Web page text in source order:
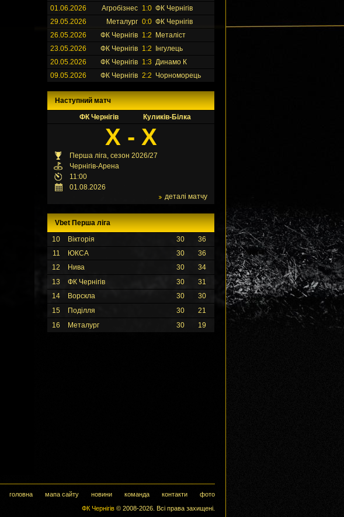
01.06.2026
Агробізнес 1:0 ФК Чернігів
29.05.2026
Металург 0:0 ФК Чернігів
26.05.2026
ФК Чернігів 1:2
Металіст
23.05.2026
ФК Чернігів 1:2
Інгулець
20.05.2026
ФК Чернігів 1:3 Динамо К
09.05.2026
ФК Чернігів 2:2 Чорноморець
Наступний матч
ФК Чернігів
Куликів-Білка
X - X
Перша ліга, сезон 2026/27
Чернігів-Арена
11:00
01.08.2026
деталі матчу
Vbet Перша ліга
10
Вікторія 30
36
11
ЮКСА 30
36
12
Нива 30
34
13
ФК Чернігів 30
31
14
Ворскла 30
30
15
Поділля 30
21
16
Металург 30 19
головна мапа сайту новини команда контакти
фото
ФК Чернігів © 2008-2026. Всі права захищені.